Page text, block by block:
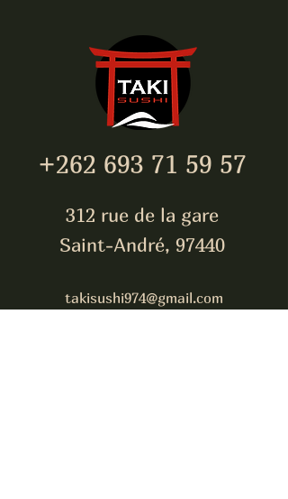
+262 693 71 59 57
312 rue de la gare
Saint-André, 97440
takisushi974@gmail.com